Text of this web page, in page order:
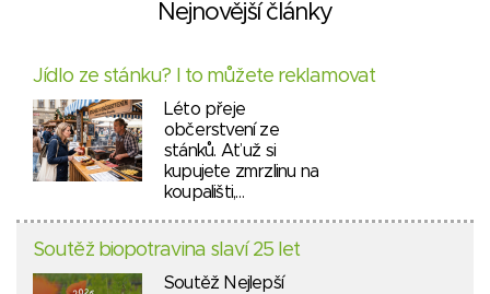
Nejnovější články
Jídlo ze stánku? I to můžete reklamovat
Léto přeje
občerstvení ze
stánků. Ať už si
kupujete zmrzlinu na
koupališti,…
Soutěž biopotravina slaví 25 let
Soutěž Nejlepší